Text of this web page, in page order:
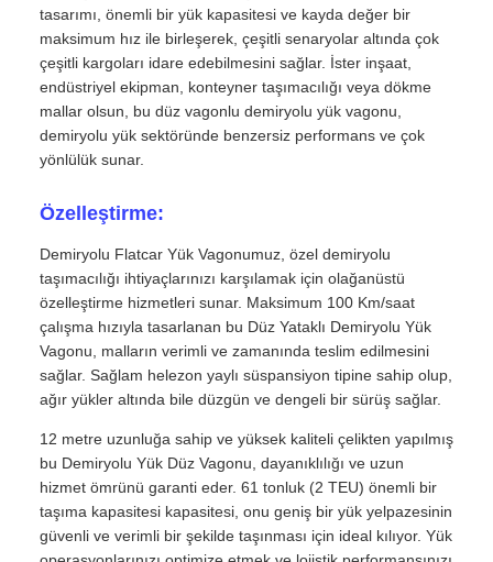
tasarımı, önemli bir yük kapasitesi ve kayda değer bir
maksimum hız ile birleşerek, çeşitli senaryolar altında çok
çeşitli kargoları idare edebilmesini sağlar. İster inşaat,
endüstriyel ekipman, konteyner taşımacılığı veya dökme
mallar olsun, bu düz vagonlu demiryolu yük vagonu,
demiryolu yük sektöründe benzersiz performans ve çok
yönlülük sunar.
Özelleştirme:
Demiryolu Flatcar Yük Vagonumuz, özel demiryolu
taşımacılığı ihtiyaçlarınızı karşılamak için olağanüstü
özelleştirme hizmetleri sunar. Maksimum 100 Km/saat
çalışma hızıyla tasarlanan bu Düz Yataklı Demiryolu Yük
Vagonu, malların verimli ve zamanında teslim edilmesini
sağlar. Sağlam helezon yaylı süspansiyon tipine sahip olup,
ağır yükler altında bile düzgün ve dengeli bir sürüş sağlar.
12 metre uzunluğa sahip ve yüksek kaliteli çelikten yapılmış
bu Demiryolu Yük Düz Vagonu, dayanıklılığı ve uzun
hizmet ömrünü garanti eder. 61 tonluk (2 TEU) önemli bir
taşıma kapasitesi kapasitesi, onu geniş bir yük yelpazesinin
güvenli ve verimli bir şekilde taşınması için ideal kılıyor. Yük